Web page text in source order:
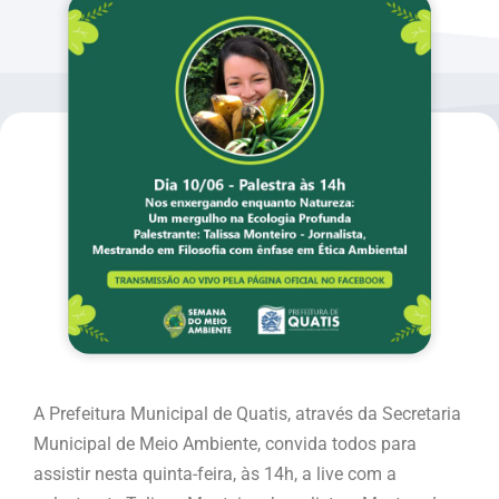
A Prefeitura Municipal de Quatis, através da Secretaria
Municipal de Meio Ambiente, convida todos para
assistir nesta quinta-feira, às 14h, a live com a